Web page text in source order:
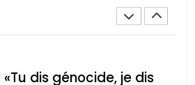
«Tu dis génocide, je dis